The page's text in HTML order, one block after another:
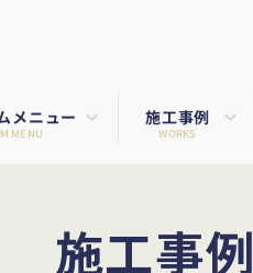
メニュー
MENU
施工事例
WORKS
施工事例